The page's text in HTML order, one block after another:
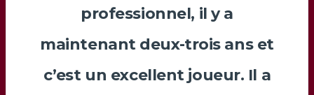
professionnel, il y a
maintenant deux-trois ans et
c’est un excellent joueur. Il a